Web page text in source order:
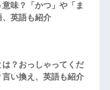
意味？「かつ」や「ま
、英語も紹介
？おっしゃってくだ
い換え、英語も紹介